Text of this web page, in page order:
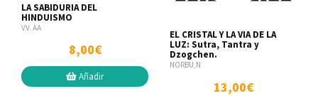
LA SABIDURIA DEL
HINDUISMO
VV. AA
8,00€
Añadir
EL CRISTAL Y LA VIA DE LA
LUZ: Sutra, Tantra y
Dzogchen.
NORBU,N
13,00€